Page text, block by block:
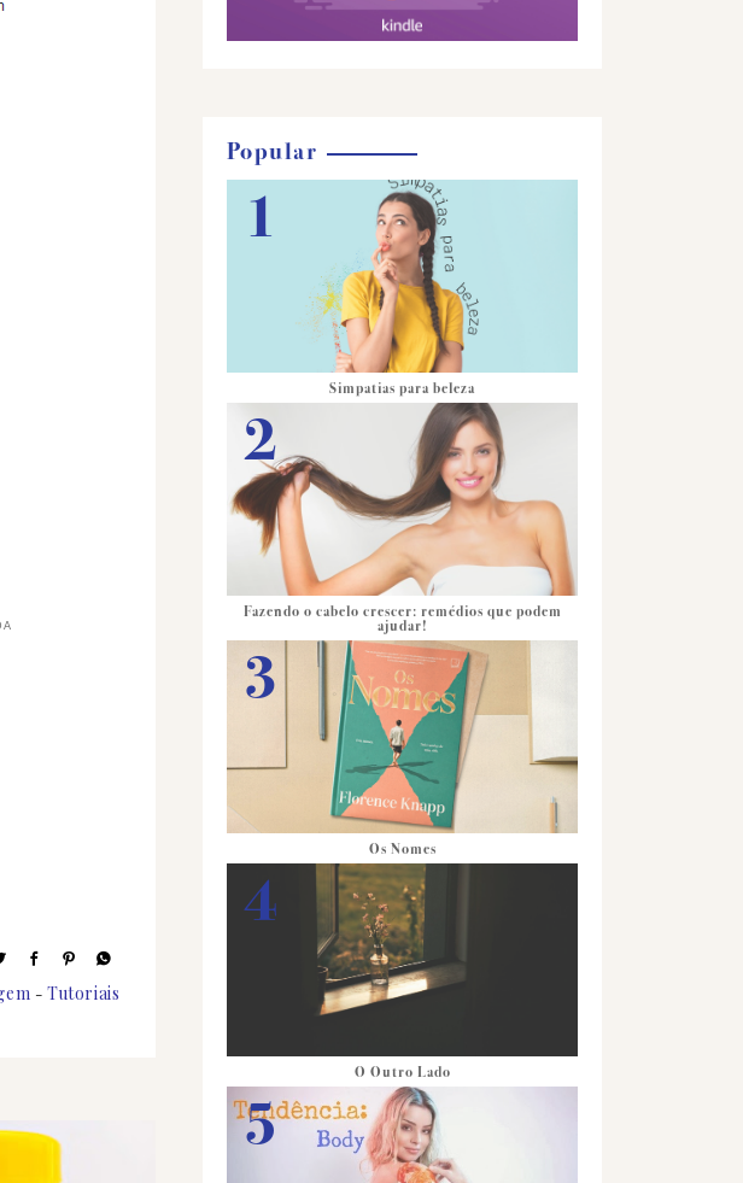
Tutoriais
Popular
Simpatias para beleza
Fazendo o cabelo crescer: remédios que podem
ajudar!
Os Nomes
O Outro Lado